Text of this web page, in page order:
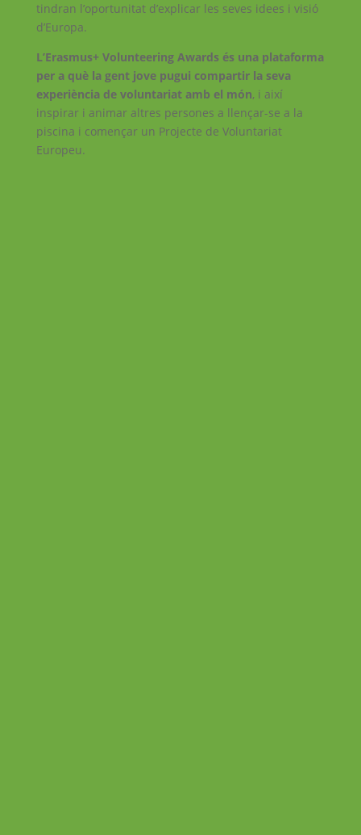
tindran l’oportunitat d’explicar les seves idees i visió
d’Europa.
L’Erasmus+ Volunteering Awards és una plataforma
per a què la gent jove pugui compartir la seva
experiència de voluntariat amb el món, i així
inspirar i animar altres persones a llençar-se a la
piscina i començar un Projecte de Voluntariat
Europeu.